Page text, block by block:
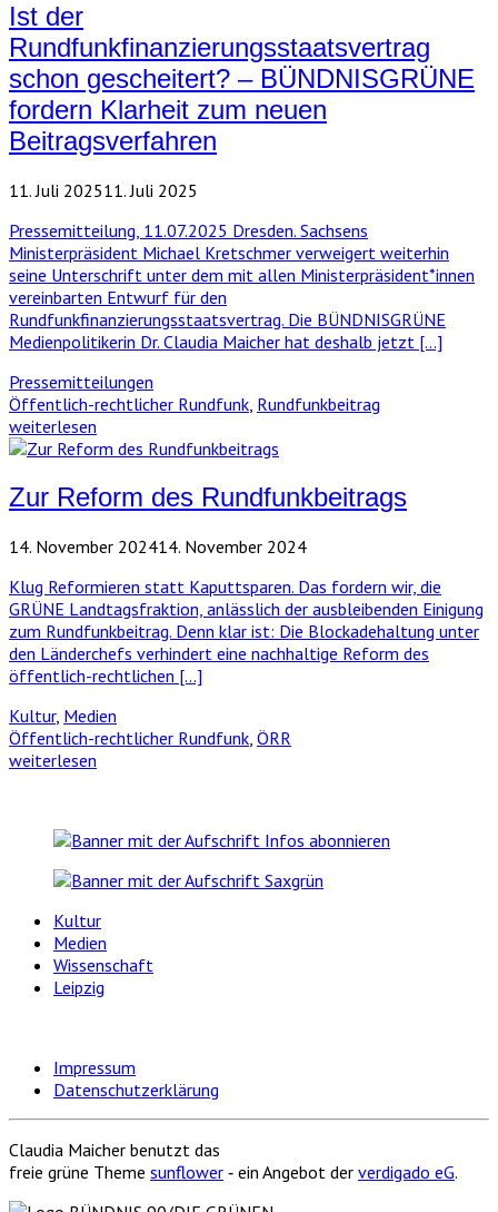
Ist der
Rundfunkfinanzierungsstaatsvertrag
schon gescheitert? – BÜNDNISGRÜNE
fordern Klarheit zum neuen
Beitragsverfahren
11. Juli 202511. Juli 2025
Pressemitteilung, 11.07.2025 Dresden. Sachsens
Ministerpräsident Michael Kretschmer verweigert weiterhin
seine Unterschrift unter dem mit allen Ministerpräsident*innen
vereinbarten Entwurf für den
Rundfunkfinanzierungsstaatsvertrag. Die BÜNDNISGRÜNE
Medienpolitikerin Dr. Claudia Maicher hat deshalb jetzt […]
Pressemitteilungen
Öffentlich-rechtlicher Rundfunk Rundfunkbeitrag
weiterlesen
Zur Reform des Rundfunkbeitrags
14. November 202414. November 2024
Klug Reformieren statt Kaputtsparen. Das fordern wir, die
GRÜNE Landtagsfraktion, anlässlich der ausbleibenden Einigung
zum Rundfunkbeitrag. Denn klar ist: Die Blockadehaltung unter
den Länderchefs verhindert eine nachhaltige Reform des
öffentlich-rechtlichen […]
Kultur, Medien
Öffentlich-rechtlicher Rundfunk ÖRR
weiterlesen
Kultur
Medien
Wissenschaft
Leipzig
Impressum
Datenschutzerklärung
Claudia Maicher benutzt das
freie grüne Theme sunflower ‐ ein Angebot der verdigado eG.